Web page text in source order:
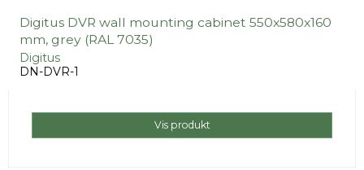
Digitus DVR wall mounting cabinet 550x580x160
mm, grey (RAL 7035)
Digitus
DN-DVR-1
Vis produkt